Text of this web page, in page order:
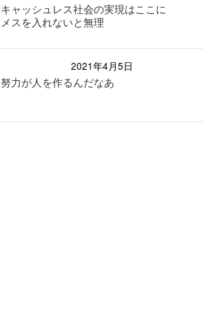
キャッシュレス社会の実現はここに
メスを入れないと無理
2021年4月5日
努力が人を作るんだなあ